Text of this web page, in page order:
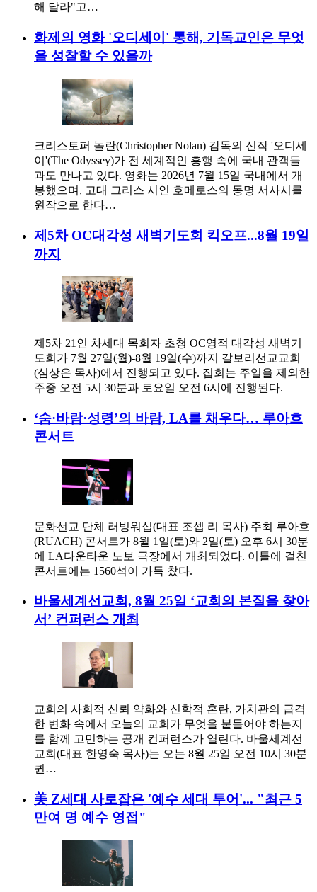
해 달라"고…
화제의 영화 '오디세이' 통해, 기독교인은 무엇
을 성찰할 수 있을까
크리스토퍼 놀란(Christopher Nolan) 감독의 신작 '오디세
이'(The Odyssey)가 전 세계적인 흥행 속에 국내 관객들
과도 만나고 있다. 영화는 2026년 7월 15일 국내에서 개
봉했으며, 고대 그리스 시인 호메로스의 동명 서사시를
원작으로 한다…
제5차 OC대각성 새벽기도회 킥오프...8월 19일
까지
제5차 21인 차세대 목회자 초청 OC영적 대각성 새벽기
도회가 7월 27일(월)-8월 19일(수)까지 갈보리선교교회
(심상은 목사)에서 진행되고 있다. 집회는 주일을 제외한
주중 오전 5시 30분과 토요일 오전 6시에 진행된다.
‘숨·바람·성령’의 바람, LA를 채우다… 루아흐
콘서트
문화선교 단체 러빙워십(대표 조셉 리 목사) 주최 루아흐
(RUACH) 콘서트가 8월 1일(토)와 2일(토) 오후 6시 30분
에 LA다운타운 노보 극장에서 개최되었다. 이틀에 걸친
콘서트에는 1560석이 가득 찼다.
바울세계선교회, 8월 25일 ‘교회의 본질을 찾아
서’ 컨퍼런스 개최
교회의 사회적 신뢰 약화와 신학적 혼란, 가치관의 급격
한 변화 속에서 오늘의 교회가 무엇을 붙들어야 하는지
를 함께 고민하는 공개 컨퍼런스가 열린다. 바울세계선
교회(대표 한영숙 목사)는 오는 8월 25일 오전 10시 30분
퀸…
美 Z세대 사로잡은 '예수 세대 투어'... "최근 5
만여 명 예수 영접"